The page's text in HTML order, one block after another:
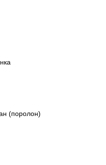
(поролон)